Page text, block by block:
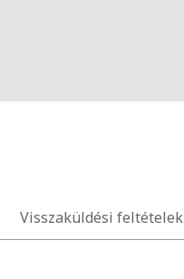
Visszaküldési feltételek